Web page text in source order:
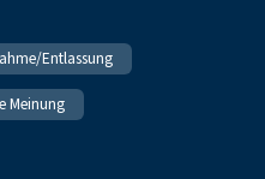
Entlassung
Meinung